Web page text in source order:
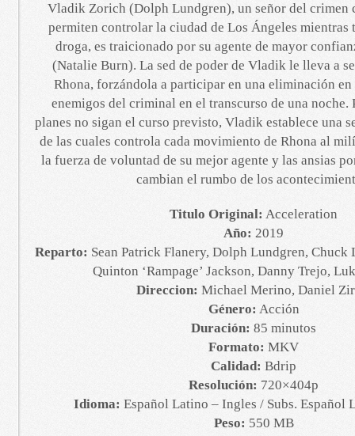
Vladik Zorich (Dolph Lundgren), un señor del crimen
permiten controlar la ciudad de Los Ángeles mientras
droga, es traicionado por su agente de mayor
(Natalie Burn). La sed de poder de Vladik le lleva a
Rhona, forzándola a participar en una eliminación en
enemigos del criminal en el transcurso de una noche.
planes no sigan el curso previsto, Vladik establece una
de las cuales controla cada movimiento de Rhona al
la fuerza de voluntad de su mejor agente y las ansias
cambian el rumbo de los
Titulo Original: Acceleration
Año: 2019
Reparto: Sean Patrick Flanery, Dolph Lundgren,
Quinton ‘Rampage’ Jackson, Danny Trejo,
Direccion: Michael Merino, Daniel
Género: Acción
Duración: 85 minutos
Formato: MKV
Calidad: Bdrip
Resolución: 720×404p
Idioma: Español Latino – Ingles / Subs. Español
Peso: 550 MB